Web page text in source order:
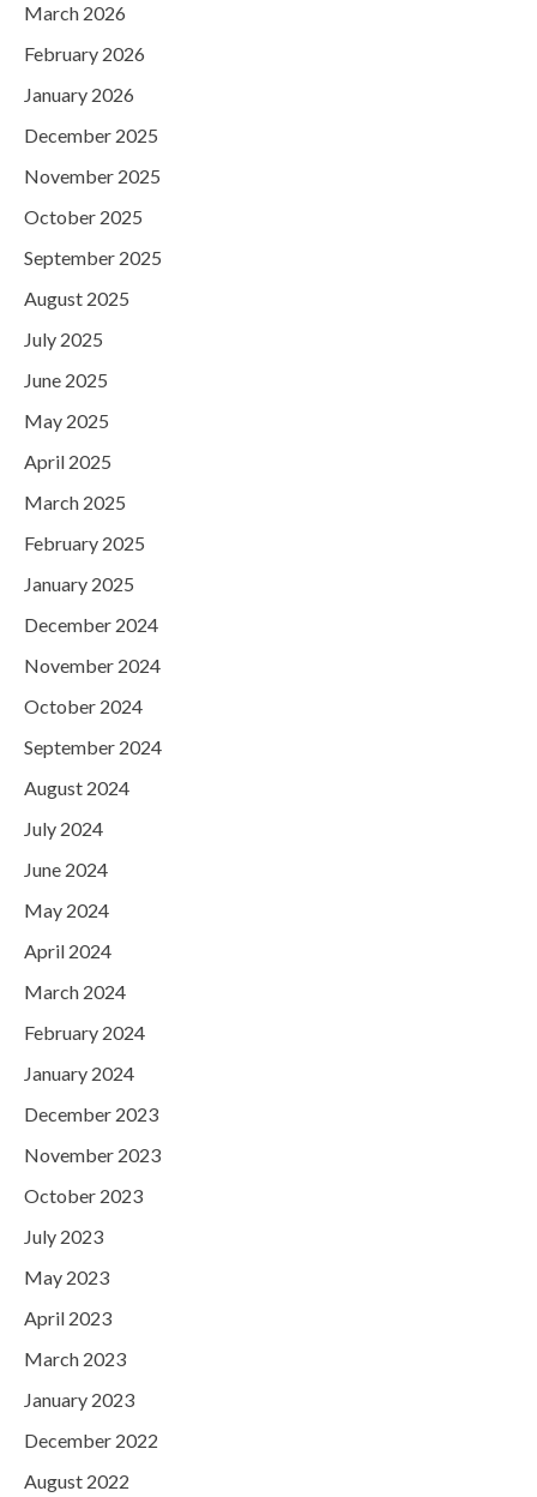
March 2026
February 2026
January 2026
December 2025
November 2025
October 2025
September 2025
August 2025
July 2025
June 2025
May 2025
April 2025
March 2025
February 2025
January 2025
December 2024
November 2024
October 2024
September 2024
August 2024
July 2024
June 2024
May 2024
April 2024
March 2024
February 2024
January 2024
December 2023
November 2023
October 2023
July 2023
May 2023
April 2023
March 2023
January 2023
December 2022
August 2022